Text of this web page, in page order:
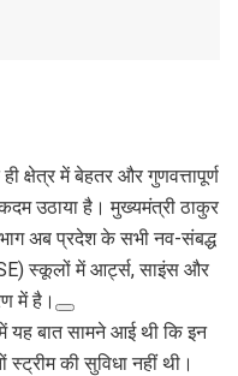
क्षेत्र में बेहतर और गुणवत्तापूर्ण
उठाया है। मुख्यमंत्री ठाकुर
अब प्रदेश के सभी नव-संबद्ध
स्कूलों में आर्ट्स, साइंस और
में है।
में यह बात सामने आई थी कि इन
की सुविधा नहीं थी।